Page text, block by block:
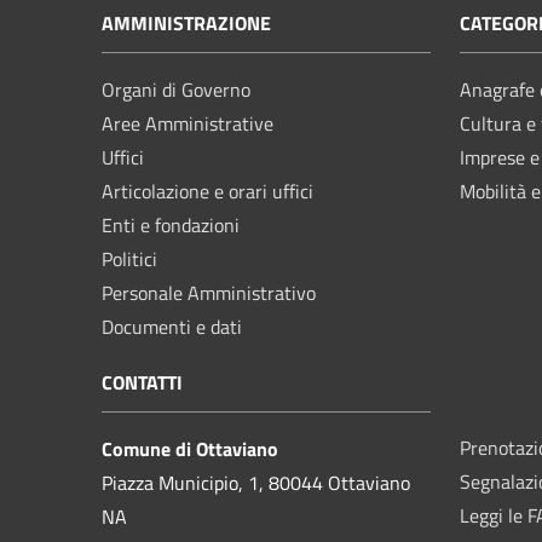
AMMINISTRAZIONE
Organi di Governo
Aree Amministrative
Uffici
Articolazione e orari uffici
Enti e fondazioni
Politici
Personale Amministrativo
Documenti e dati
Cultura
Imprese
Mobilità
CONTATTI
Comune di Ottaviano
Piazza Municipio, 1, 80044 Ottaviano
NA
Leggi le